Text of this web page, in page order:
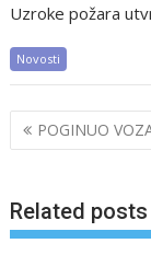
Uzroke požara
Novosti
Post
navigation
POGINUO
Related posts